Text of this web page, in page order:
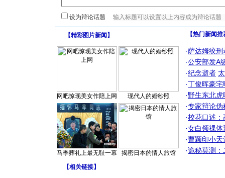
设为辩论话题
【精彩图片新闻 】
网吧惊现美女作陪上网 现代人的婚纱照
马季葬礼上最无耻一幕 揭密日本的情人旅馆
【热门新闻
·萨达姆绞刑
·公安部发A
·纪念逝者
·丁俊晖豪
·野生东北
·专家辩论伪
·校花口述：
·女白领祼体
·曹颖印小天
·诡秘莫测：
【相关链接】